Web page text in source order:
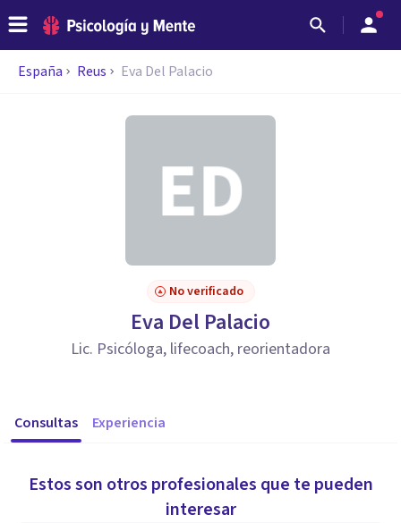
España Reus Eva Del Palacio
No verificado
Eva Del Palacio
Lic. Psicóloga, lifecoach, reorientadora
Consultas Experiencia
Estos son otros profesionales que te pueden
interesar